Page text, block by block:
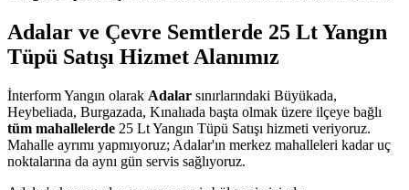
Adalar ve Çevre Semtlerde 25 Lt Yangın
Tüpü Satışı Hizmet Alanımız
İnterform Yangın olarak Adalar sınırlarındaki Büyükada,
Heybeliada, Burgazada, Kınalıada başta olmak üzere ilçeye bağlı
tüm mahallelerde 25 Lt Yangın Tüpü Satışı hizmeti veriyoruz.
Mahalle ayrımı yapmıyoruz; Adalar'ın merkez mahalleleri kadar uç
noktalarına da aynı gün servis sağlıyoruz.